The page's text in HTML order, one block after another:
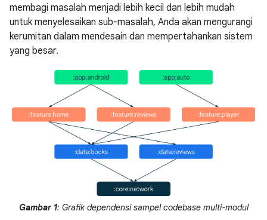
membagi masalah menjadi lebih kecil dan lebih mudah
untuk menyelesaikan sub-masalah, Anda akan mengurangi
kerumitan dalam mendesain dan mempertahankan sistem
yang besar.
Gambar 1: Grafik dependensi sampel codebase multi-modul